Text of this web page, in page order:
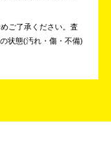
ご了承ください。 査
状態(汚れ・傷・不備)